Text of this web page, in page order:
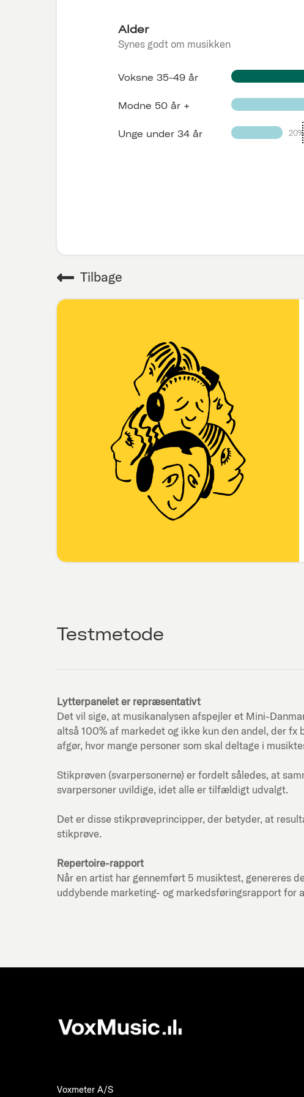
Alder
Synes godt om musikken
Voksne 35-49 år
Modne 50 år +
Unge under 34 år 20%
Tilbage
Testmetode
Lytterpanelet er repræsentativt
Det vil sige, at musikanalysen afspejler et Mini-
altså 100% af markedet og ikke kun den andel, der fx
afgør, hvor mange personer som skal deltage i
Stikprøven (svarpersonerne) er fordelt således, at
svarpersoner uvildige, idet alle er tilfældigt udvalgt.
Det er disse stikprøveprincipper, der betyder, at
stikprøve.
Repertoire-rapport
Når en artist har gennemført 5 musiktest, genereres
uddybende marketing- og markedsføringsrapport for
Voxmeter A/S